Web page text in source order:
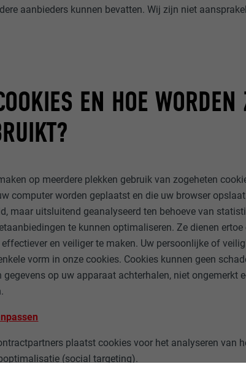
aanbieders kunnen bevatten. Wij zijn niet
EN HOE WORDEN
op meerdere plekken gebruik van zogeheten
computer worden geplaatst en die uw browser
maar uitsluitend geanalyseerd ten behoeve van
te kunnen optimaliseren. Ze dienen
en veiliger te maken. Uw persoonlijke of
vorm in onze cookies. Cookies kunnen geen
gegevens op uw apparaat achterhalen, niet ongemerkt
plaatst cookies voor het analyseren van
(social targeting).